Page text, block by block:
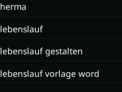
herma
lebenslauf
lebenslauf gestalten
lebenslauf vorlage word